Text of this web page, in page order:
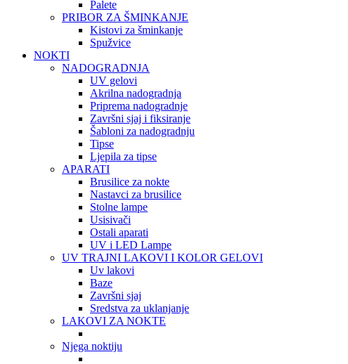
Palete
PRIBOR ZA ŠMINKANJE
Kistovi za šminkanje
Spužvice
NOKTI
NADOGRADNJA
UV gelovi
Akrilna nadogradnja
Priprema nadogradnje
Završni sjaj i fiksiranje
Šabloni za nadogradnju
Tipse
Ljepila za tipse
APARATI
Brusilice za nokte
Nastavci za brusilice
Stolne lampe
Usisivači
Ostali aparati
UV i LED Lampe
UV TRAJNI LAKOVI I KOLOR GELOVI
Uv lakovi
Baze
Završni sjaj
Sredstva za uklanjanje
LAKOVI ZA NOKTE
Njega noktiju